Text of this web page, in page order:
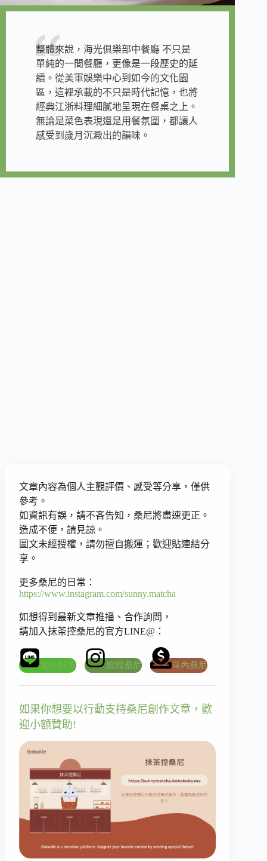
整體來說，海光俱樂部中餐廳 不只是
單純的一間餐廳，更像是一段歷史的延
續。從美軍娛樂中心到如今的文化園
區，這裡承載的不只是時代記憶，也將
經典江浙料理細膩地呈現在餐桌之上。
無論是菜色表現還是用餐氛圍，都讓人
感受到歲月沉澱出的韻味。
文章內容為個人主觀評價、感受等分享，僅供
參考。
如資訊有誤，請不吝告知，桑尼將盡速更正。
造成不便，請見諒。
圖文未經授權，請勿擅自搬運；歡迎貼連結分
享。
更多桑尼的日常：
https://www.instagram.com/sunny.matcha
如想得到最新文章推播、合作詢問，
請加入抹茶控桑尼的官方LINE@：
加入好友 追蹤桑尼 斗內桑尼
如果你想要以行動支持桑尼創作文章，歡
迎小額贊助!